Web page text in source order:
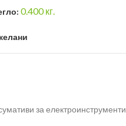
0.400кг.
за електроинструменти